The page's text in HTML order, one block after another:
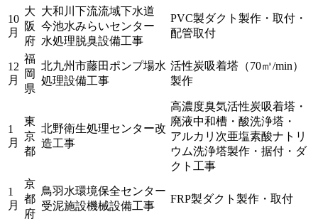
10
月
大
阪
府
大和川下流流域下水道
今池水みらいセンター
水処理脱臭設備工事
PVC製ダクト製作・取付・
配管取付
12
月
福
岡
県
北九州市藤田ポンプ場水
処理設備工事
活性炭吸着塔（70㎥/min）
製作
1
月
東
京
都
北野衛生処理センター改
造工事
高濃度臭気活性炭吸着塔・
廃液中和槽・酸洗浄塔・
アルカリ次亜塩素酸ナトリ
ウム洗浄塔製作・据付・ダ
クト工事
1
月
京
都
府
鳥羽水環境保全センター
受泥施設機械設備工事
FRP製ダクト製作・取付